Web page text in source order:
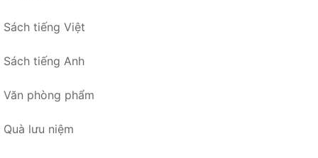
Sách tiếng Việt
Sách tiếng Anh
Văn phòng phẩm
Quà lưu niệm